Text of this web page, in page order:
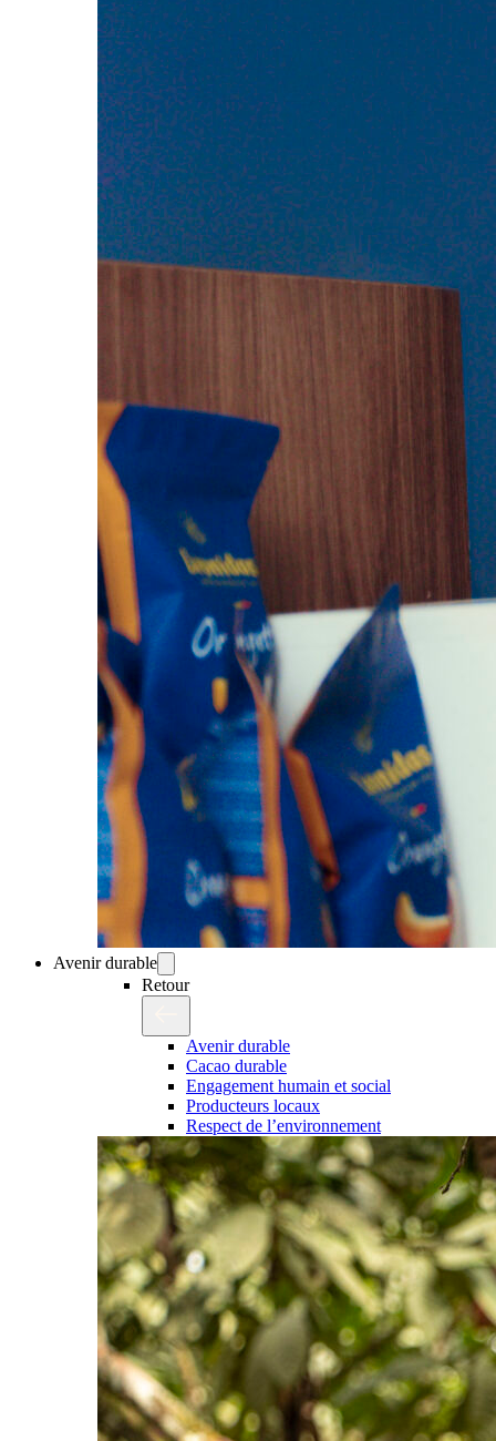
Avenir durable
Retour
Avenir durable
Cacao durable
Engagement humain et social
Producteurs locaux
Respect de l’environnement